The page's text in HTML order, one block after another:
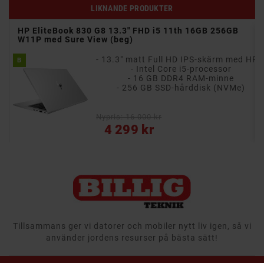
LIKNANDE PRODUKTER
- 13.3" Full HD IPS-pekskärm med multi-touch
HP EliteBook 830 G8 13.3" FHD i5 11th 16GB 256GB
W11P med Sure View (beg)
B
- Intel Core i5-processor
- 16 GB DDR4 RAM-minne
- 256 GB SSD-hårddisk (NVMe)
4 299 kr
Pris
Tillsammans ger vi datorer och mobiler nytt liv igen, så vi
använder jordens resurser på bästa sätt!